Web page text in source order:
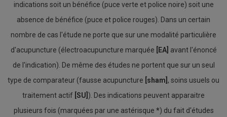
indications soit un bénéfice (puce verte et police noire) soit une
absence de bénéfice (puce et police rouges). Dans un certain
nombre de cas l'étude ne porte que sur une modalité particulière
d'acupuncture (électroacupuncture marquée
[EA] avant l'énoncé
de l'indication). De même des études ne portent que sur un seul
type de comparateur (fausse acupuncture [sham] , soins usuels ou
traitement actif [SU] ). Des indications peuvent apparaitre
plusieurs fois (marquées par une astérisque *) du fait d'études